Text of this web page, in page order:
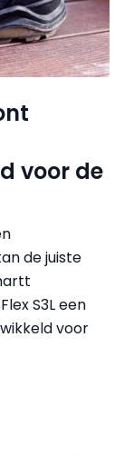
voor de
de juiste
S3L een
voor